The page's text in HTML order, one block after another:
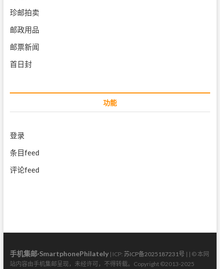
珍邮拍卖
邮政用品
邮票新闻
首日封
功能
登录
条目feed
评论feed
手机集邮·SmartphonePhilately| ICP: 苏ICP备2025187231号 | | © 本网
站内容由手机集邮呈现，未经许可，不得转载。Copyright ©2013-2025